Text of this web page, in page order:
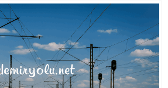
Berlin S-Bahn’a 350 Trenlik Dev